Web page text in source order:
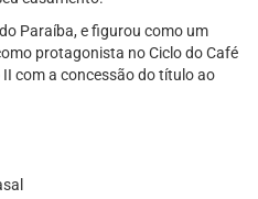
Paraíba, e figurou como um
protagonista no Ciclo do Café
com a concessão do título ao